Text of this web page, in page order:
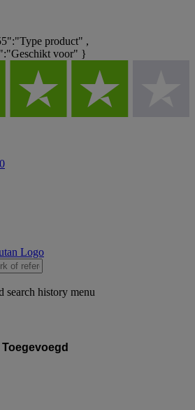
product" ,
voor" }
search history menu
Toegevoegd